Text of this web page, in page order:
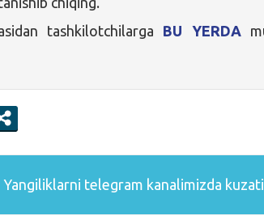
tashkilotchilarga BU YERDA
Yangiliklarni telegram kanalimizda